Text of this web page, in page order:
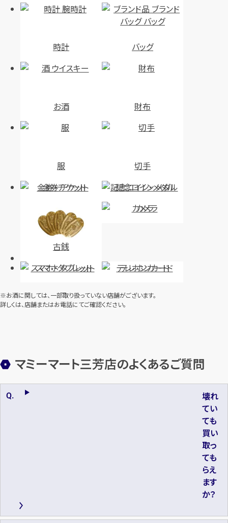
時計 バッグ
お酒 財布
服
切手
金券・チケット
記念コイン・メダル
古銭
カメラ
スマホ・タブレット テレホンカード
※お酒に関しては、一部取り扱っていない店舗がございます。
詳しくは、店舗またはお電話にてご確認ください。
マミーマート三芳店のよくあるご質問
壊れ
てい
ても
買い
取っ
ても
らえ
ます
か？